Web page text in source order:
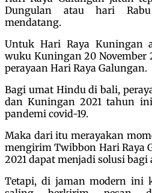
Dungulan atau hari
mendatang.
Untuk Hari Raya Kuningan
wuku Kuningan 20 November
perayaan Hari Raya Galungan.
Bagi umat Hindu di bali,
dan Kuningan 2021 tahun
pandemi covid-19.
Maka dari itu merayakan
mengirim Twibbon Hari Raya
2021 dapat menjadi solusi bagi
Tetapi, di jaman modern ini